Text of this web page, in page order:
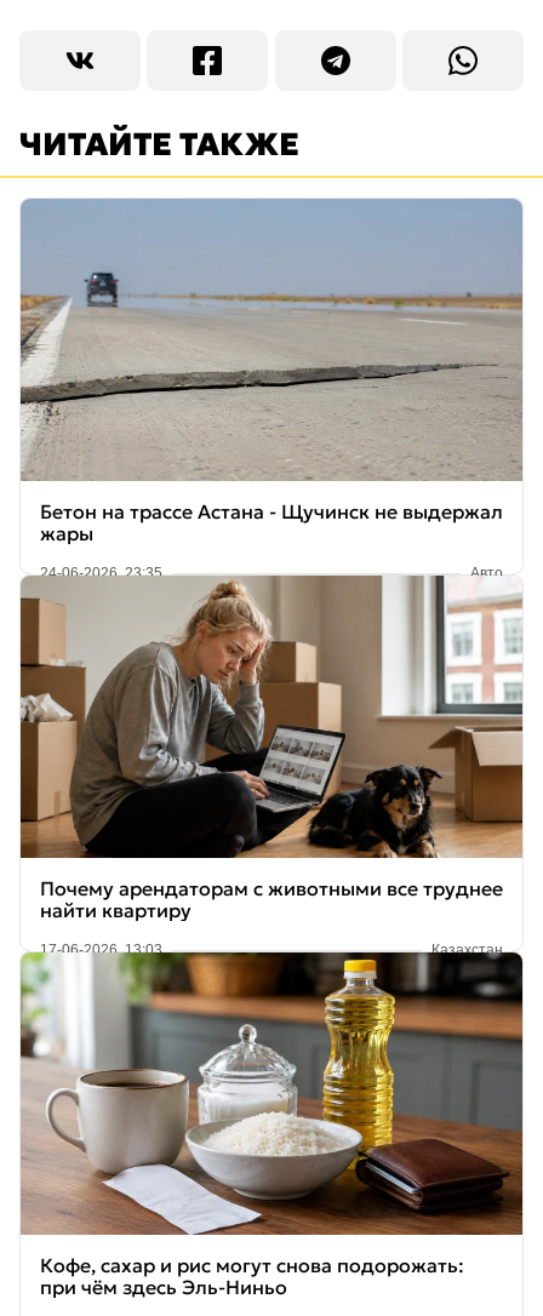
ЧИТАЙТЕ ТАКЖЕ
Бетон на трассе Астана - Щучинск не выдержал
жары
24-06-2026, 23:35 Авто
Почему арендаторам с животными все труднее
найти квартиру
17-06-2026, 13:03 Казахстан
Кофе, сахар и рис могут снова подорожать:
при чём здесь Эль-Ниньо